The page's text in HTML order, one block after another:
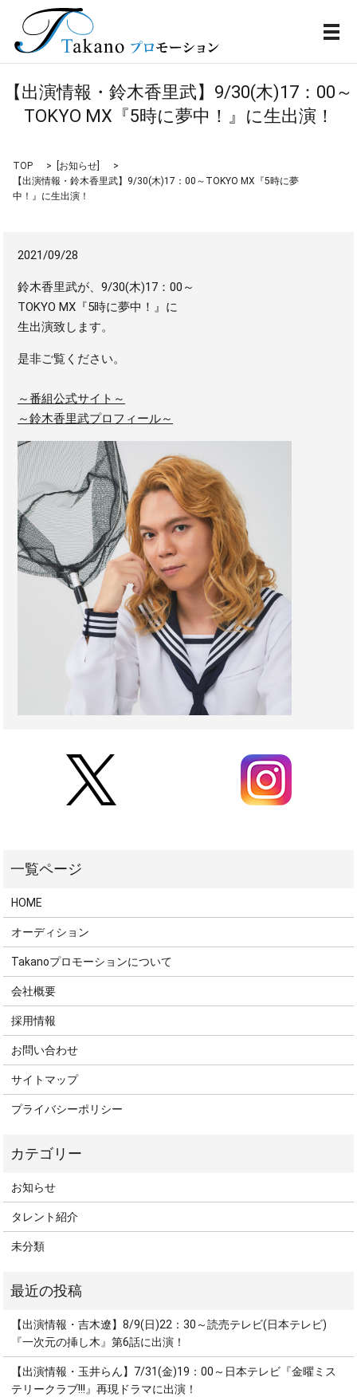
メ
【出演情報・鈴木香里武】9/30(木)17：00～
TOKYO MX『5時に夢中！』に生出演！
TOP お知らせ
【出演情報・鈴木香里武】9/30(木)17：00～TOKYO MX『5時に夢
中！』に生出演！
2021/09/28
鈴木香里武が、9/30(木)17：00～
TOKYO MX『5時に夢中！』に
生出演致します。
是非ご覧ください。
～番組公式サイト～
～鈴木香里武プロフィール～
HOME
オーディション
Takanoプロモーションについて
会社概要
採用情報
お問い合わせ
サイトマップ
プライバシーポリシー
お知らせ
タレント紹介
未分類
【出演情報・吉木遼】8/9(日)22：30～読売テレビ(日本テレビ)
『一次元の挿し木』第6話に出演！
【出演情報・玉井らん】7/31(金)19：00～日本テレビ『金曜ミス
テリークラブ!!!』再現ドラマに出演！